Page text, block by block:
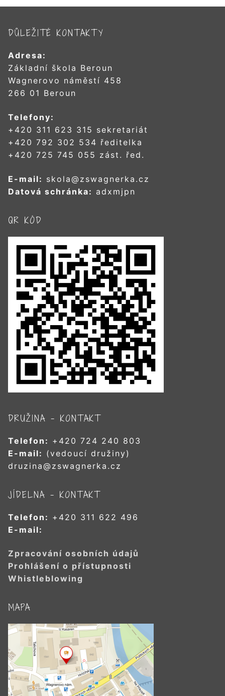
DŮLEŽITÉ KONTAKTY
Adresa:
Základní škola Beroun
Wagnerovo náměstí 458
266 01 Beroun
Telefony:
+420 311 623 315 sekretariát
+420 792 302 534 ředitelka
+420 725 745 055 zást. řed.
E-mail: skola@zswagnerka.cz
Datová schránka: adxmjpn
QR KÓD
DRUŽINA – KONTAKT
Telefon: +420 724 240 803
E-mail: (vedoucí družiny)
druzina@zswagnerka.cz
JÍDELNA – KONTAKT
Telefon: +420 311 622 496
E-mail:
Zpracování osobních údajů
Prohlášení o přístupnosti
Whistleblowing
MAPA